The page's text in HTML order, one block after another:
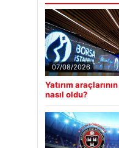
07/08/2026
Yatırım
nasıl oldu?